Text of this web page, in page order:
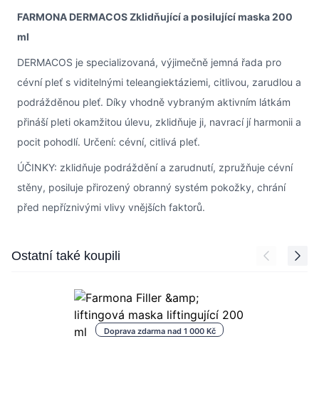
FARMONA DERMACOS Zklidňující a posilující maska 200
ml
DERMACOS je specializovaná, výjimečně jemná řada pro
cévní pleť s viditelnými teleangiektáziemi, citlivou, zarudlou a
podrážděnou pleť. Díky vhodně vybraným aktivním látkám
přináší pleti okamžitou úlevu, zklidňuje ji, navrací jí harmonii a
pocit pohodlí. Určení: cévní, citlivá pleť.
ÚČINKY: zklidňuje podráždění a zarudnutí, zpružňuje cévní
stěny, posiluje přirozený obranný systém pokožky, chrání
před nepříznivými vlivy vnějších faktorů.
Press to skip carousel
Ostatní také koupili
Doprava zdarma nad 1 000 Kč